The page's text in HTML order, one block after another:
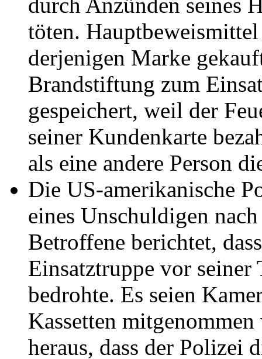
durch Anzünden seines
töten.
derjenigen Marke
Brandstiftung zum
gespeichert, weil der
seiner Kundenkarte
als eine andere Person
Die US-amerikanische
eines Unschuldigen
Betroffene berichtet,
Einsatztruppe vor
bedrohte. Es seien
Kassetten
heraus, dass der Polizei